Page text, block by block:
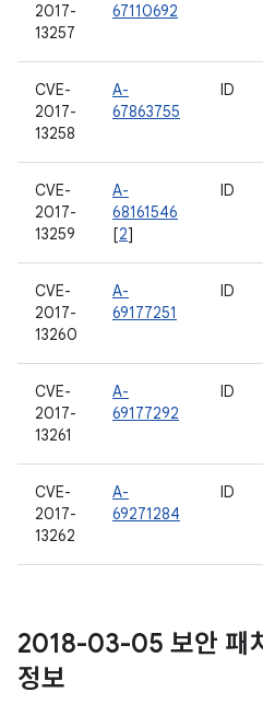
2017-
13257
67110692
CVE-
2017-
13258
A-
67863755
ID
CVE-
2017-
13259
A-
68161546
[2]
ID
CVE-
2017-
13260
A-
69177251
ID
CVE-
2017-
13261
A-
69177292
ID
CVE-
2017-
13262
A-
69271284
ID
2018-03-05 보안 패
정보